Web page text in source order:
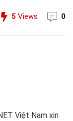
5 Views 0
Việt Nam xin